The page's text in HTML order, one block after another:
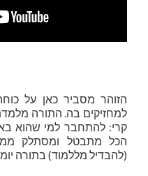
הזוהר מסביר כאן על
למחזיקים בה. התורה
קרי: להתחבר למי שהוא
הכל מתבטל ומסתלק
(להבדיל מללמוד) בתורה